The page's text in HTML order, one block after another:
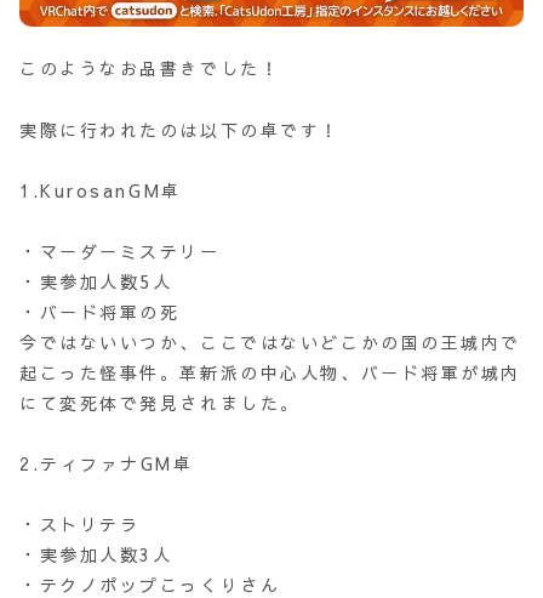
このようなお品書きでした！
実際に行われたのは以下の卓です！
1.KurosanGM卓
・マーダーミステリー
・実参加人数5人
・バード将軍の死
今ではないいつか、ここではないどこかの国の王城内で
起こった怪事件。革新派の中心人物、バード将軍が城内
にて変死体で発見されました。
2.ティファナGM卓
・ストリテラ
・実参加人数3人
・テクノポップこっくりさん